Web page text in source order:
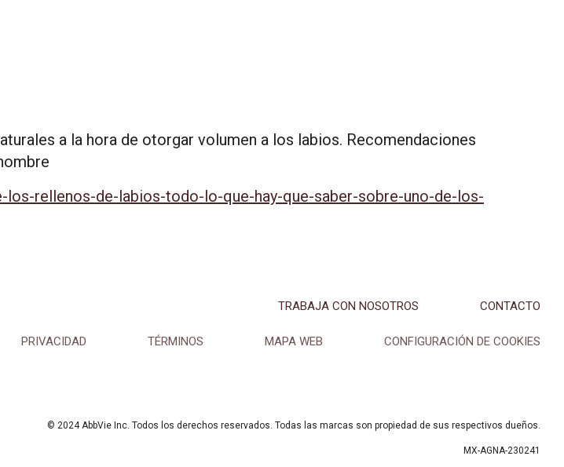
a la hora de otorgar volumen a los labios. Recomendaciones
rellenos-de-labios-todo-lo-que-hay-que-saber-sobre-uno-de-los-
TRABAJA CON NOSOTROS CONTACTO
PRIVACIDAD TÉRMINOS MAPA WEB CONFIGURACIÓN DE COOKIES
© 2024 AbbVie Inc. Todos los derechos reservados. Todas las marcas son propiedad de sus respectivos dueños.
MX-AGNA-230241